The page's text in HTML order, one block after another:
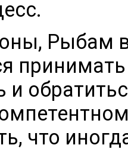
Рыбам
и
что